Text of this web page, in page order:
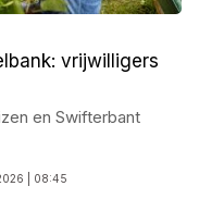
vrijwilligers
en Swifterbant
| 08:45